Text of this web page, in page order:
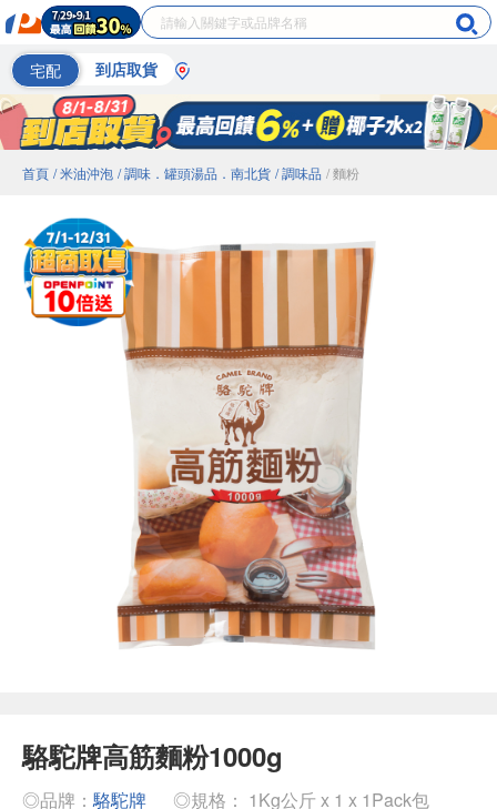
宅配 到店取貨
首頁 / 米油沖泡 / 調味．罐頭湯品．南北貨 / 調味品 / 麵粉
駱駝牌高筋麵粉1000g
◎品牌：駱駝牌 ◎規格： 1Kg公斤 x 1 x 1Pack包